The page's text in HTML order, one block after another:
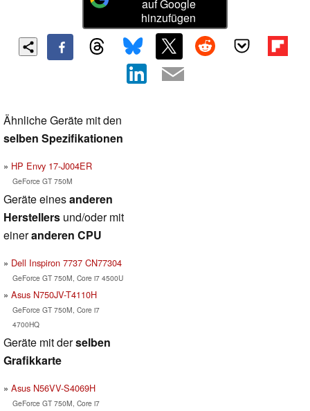
auf Google
hinzufügen
Ähnliche Geräte mit den
selben Spezifikationen
HP Envy 17-J004ER
GeForce GT 750M
Geräte einesanderen
Herstellers und/oder mit
eineranderen CPU
Dell Inspiron 7737 CN77304
GeForce GT 750M, Core i7 4500U
Asus N750JV-T4110H
GeForce GT 750M, Core i7
4700HQ
Geräte mit derselben
Grafikkarte
Asus N56VV-S4069H
GeForce GT 750M, Core i7